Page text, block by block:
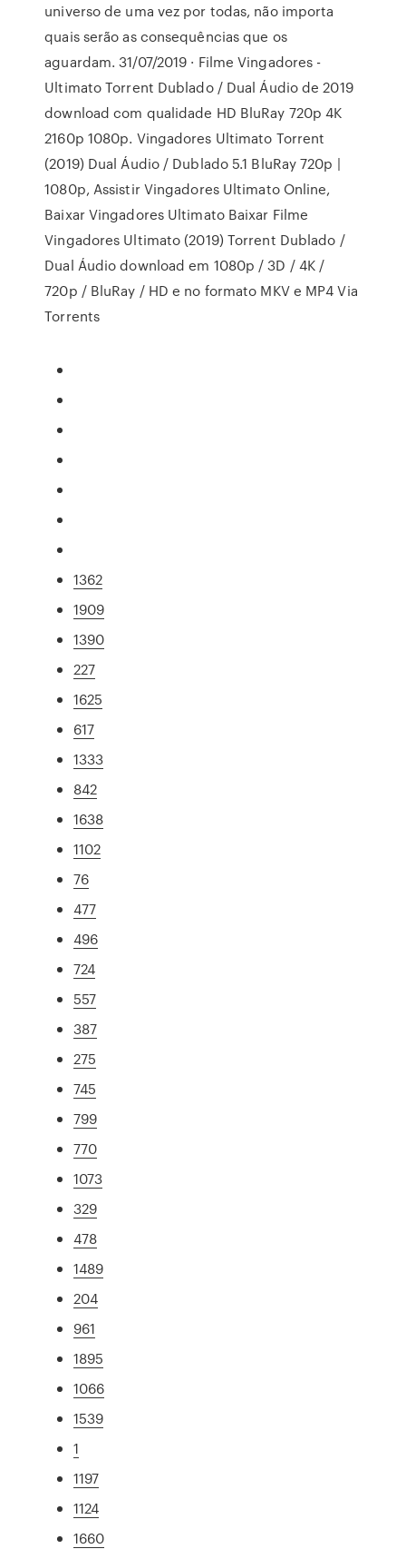
universo de uma vez por todas, não importa
quais serão as consequências que os
aguardam. 31/07/2019 · Filme Vingadores -
Ultimato Torrent Dublado / Dual Áudio de 2019
download com qualidade HD BluRay 720p 4K
2160p 1080p. Vingadores Ultimato Torrent
(2019) Dual Áudio / Dublado 5.1 BluRay 720p |
1080p, Assistir Vingadores Ultimato Online,
Baixar Vingadores Ultimato Baixar Filme
Vingadores Ultimato (2019) Torrent Dublado /
Dual Áudio download em 1080p / 3D / 4K /
720p / BluRay / HD e no formato MKV e MP4 Via
Torrents
1362
1909
1390
227
1625
617
1333
842
1638
1102
76
477
496
724
557
387
275
745
799
770
1073
329
478
1489
204
961
1895
1066
1539
1
1197
1124
1660